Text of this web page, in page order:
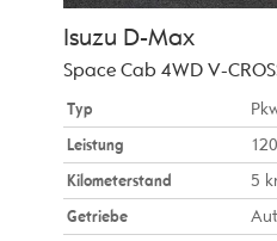
Isuzu D-Max
Space Cab 4WD V-
Typ
Leistung
Kilometerstand
5
Getriebe